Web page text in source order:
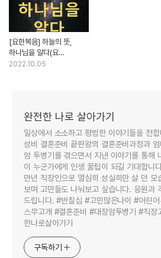
[요한복음] 하늘의 뜻,
하나님을 알다(요
14:1~15)
2022.10.05
완전한 나로 살아가기
일상에서 소소하고 평범한 이야기들을 전
성비 결혼준비 끝판왕의 결혼준비과정과
암 투병기를 겪으면서 지낸 이야기를 통해
이 누군가에게 인생 꿀팁이 되길 기대합니
만년 직장인으로 열심히 성실히만 살 던 모
보며 고민들도 나눠보고 싶습니다. 응원과
드립니다. #반칠십 #고민많은나이 #어린
스무고개 #결혼준비 #대장암투병기 #직장
한나로살아가기
구독하기